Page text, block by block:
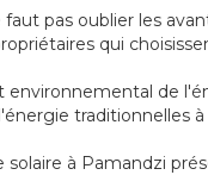
faut pas oublier les
qui
environnemental de
traditionnelles
solaire à Pamandzi